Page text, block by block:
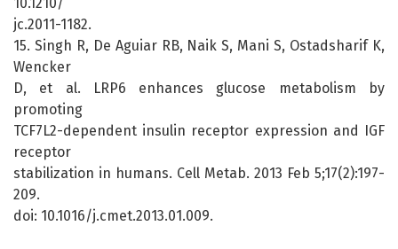
jc.2011-1182.
15. Singh R, De Aguiar RB, Naik S, Mani S, Ostadsharif K,
Wencker
D, et al. LRP6 enhances glucose metabolism by
promoting
TCF7L2-dependent insulin receptor expression and IGF
receptor
stabilization in humans. Cell Metab. 2013 Feb 5;17(2):197-
209.
doi: 10.1016/j.cmet.2013.01.009.